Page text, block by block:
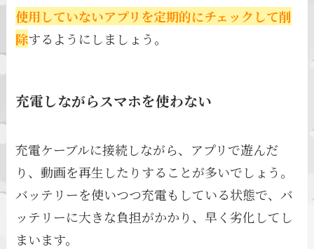
使用していないアプリを定期的にチェックして削
除するようにしましょう。
充電しながらスマホを使わない
充電ケーブルに接続しながら、アプリで遊んだ
り、動画を再生したりすることが多いでしょう。
バッテリーを使いつつ充電もしている状態で、バ
ッテリーに大きな負担がかかり、早く劣化してし
まいます。